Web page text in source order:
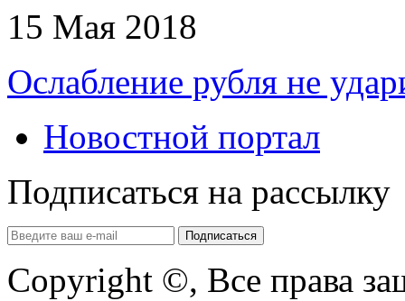
15 Мая 2018
Ослабление рубля не
Новостной портал
Подписаться на рассылку
Copyright ©, Все права